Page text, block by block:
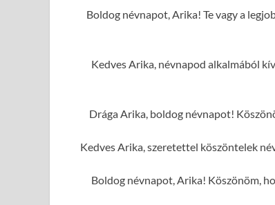
Boldog névnapot, Arika! Te vagy a
Kedves Arika, névnapod alkalmából
Drága Arika, boldog névnapot!
Kedves Arika, szeretettel köszöntelek
Boldog névnapot, Arika! Köszönöm,